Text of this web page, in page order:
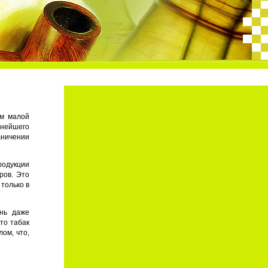
малой
Это
в
даже
табак
что,